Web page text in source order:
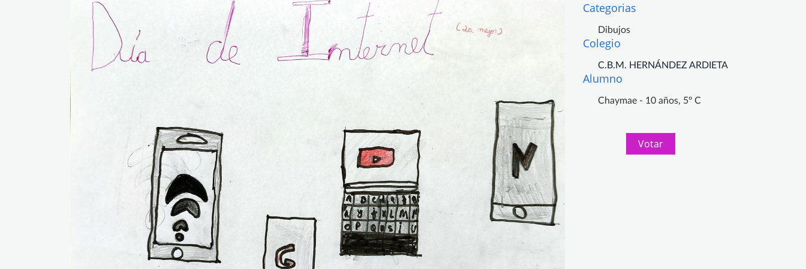
Categorias
Dibujos
Colegio
C.B.M. HERNÁNDEZ ARDIETA
Alumno
Chaymae - 10 años, 5º C
Votar